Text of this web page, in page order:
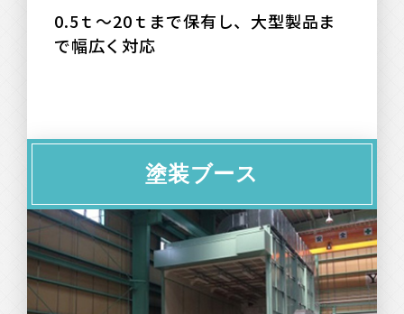
0.5ｔ～20ｔまで保有し、大型製品ま
で幅広く対応
塗装ブース